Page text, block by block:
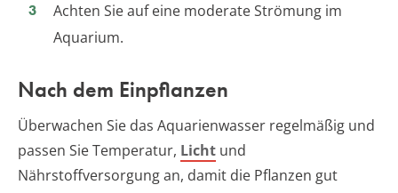
Achten Sie auf eine moderate Strömung im
Aquarium.
Nach dem Einpflanzen
Überwachen Sie das Aquarienwasser regelmäßig und
passen Sie Temperatur, Licht und
Nährstoffversorgung an, damit die Pflanzen gut